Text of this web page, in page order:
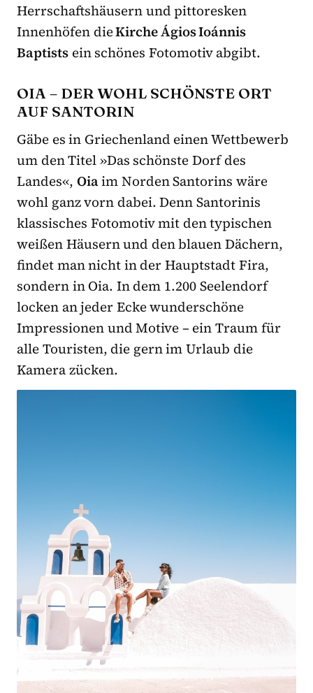
Herrschaftshäusern und pittoresken
Innenhöfen dieKirche Ágios Ioánnis
Baptists ein schönes Fotomotiv abgibt.
OIA – DER WOHL SCHÖNSTE ORT
AUF SANTORIN
Gäbe es in Griechenland einen Wettbewerb
um den Titel »Das schönste Dorf des
Landes«, Oiaim Norden Santorins wäre
wohl ganz vorn dabei. Denn Santorinis
klassisches Fotomotiv mit den typischen
weißen Häusern und den blauen Dächern,
findet man nicht in der Hauptstadt Fira,
sondern in Oia. In dem 1.200 Seelendorf
locken an jeder Ecke wunderschöne
Impressionen und Motive – ein Traum für
alle Touristen, die gern im Urlaub die
Kamera zücken.